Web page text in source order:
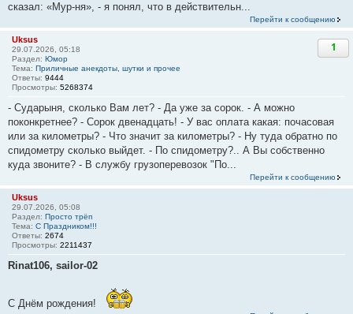
сказал: «Мур-ня», - я понял, что в действительн...
Перейти к сообщению
Uksus
29.07.2026, 05:18
Раздел: Юмор
Тема: Приличные анекдоты, шутки и прочее
Ответы: 9444
Просмотры: 5268374
1
- Сударыня, сколько Вам лет? - Да уже за сорок. - А можно
поконкретнее? - Сорок двенадцать! - У вас оплата какая: почасовая
или за километры? - Что значит за километры? - Ну туда обратно по
спидометру сколько выйдет. - По спидометру?.. А Вы собственно
куда звоните? - В службу грузоперевозок "По...
Перейти к сообщению
Uksus
29.07.2026, 05:08
Раздел: Просто трёп
Тема: С Праздником!!!
Ответы: 2674
Просмотры: 2211437
Rinat106, sailor-02
С Днём рождения!